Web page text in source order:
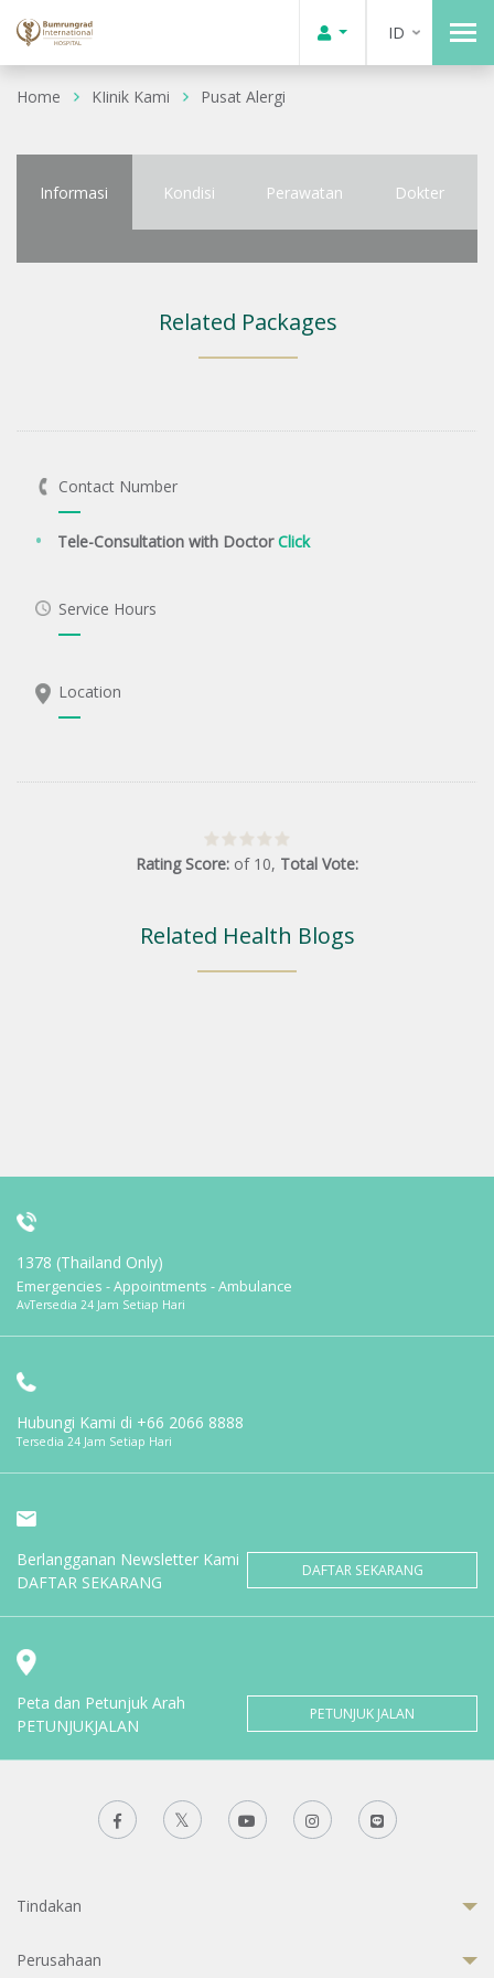
ID
Home KIinik Kami Pusat Alergi
Informasi Kondisi Perawatan Dokter
Related Packages
Contact Number
Tele-Consultation with DoctorClick
Service Hours
Location
Rating Score: of 10, Total Vote:
Related Health Blogs
1378 (Thailand Only)
Emergencies - Appointments - Ambulance
AvTersedia 24 Jam Setiap Hari
Hubungi Kami di +66 2066 8888
Tersedia 24 Jam Setiap Hari
Berlangganan Newsletter Kami
DAFTAR SEKARANG
DAFTAR SEKARANG
Peta dan Petunjuk Arah
PETUNJUKJALAN
PETUNJUK JALAN
Tindakan
Perusahaan